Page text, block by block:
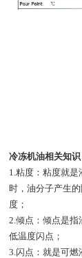
冷冻机油相关知识
1.粘度：粘度就
时，油分子产生
度；
2.倾点：倾点是
低温度闪点；
3.闪点：就是可